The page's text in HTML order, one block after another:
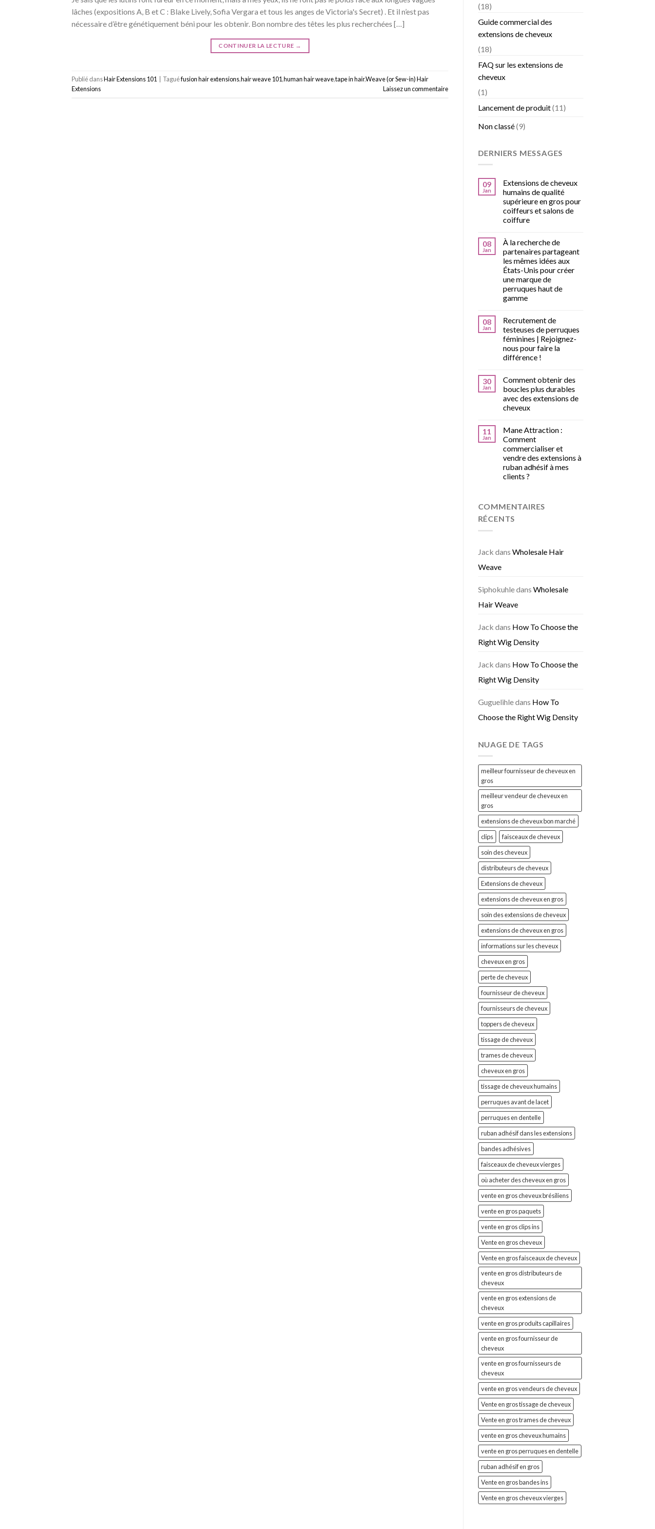
lâches (expositions A, B et C : Blake Lively, Sofia Vergara et tous les anges de Victoria's Secret) . Et il n’est pas
nécessaire d’être génétiquement béni pour les obtenir. Bon nombre des têtes les plus recherchées […]
CONTINUER LA LECTURE →
Publié dansHair Extensions 101 Taguéfusion hair extensions,hair weave 101,human hair weave,tape in hair,Weave (or Sew-in) Hair
Extensions
Laissez un commentaire
(18)
Guide commercial des
extensions de cheveux
(18)
FAQ sur les extensions de
cheveux
(1)
Lancement de produit(11)
Non classé(9)
DERNIERS MESSAGES
09
Jan
Extensions de cheveux
humains de qualité
supérieure en gros pour
coiffeurs et salons de
coiffure
08
Jan
À la recherche de
partenaires partageant
les mêmes idées aux
États-Unis pour créer
une marque de
perruques haut de
gamme
08
Jan
Recrutement de
testeuses de perruques
féminines | Rejoignez-
nous pour faire la
différence !
30
Jan
Comment obtenir des
boucles plus durables
avec des extensions de
cheveux
11
Jan
Mane Attraction :
Comment
commercialiser et
vendre des extensions à
ruban adhésif à mes
clients ?
COMMENTAIRES
RÉCENTS
Jack dans Wholesale Hair
Weave
Siphokuhledans Wholesale
Hair Weave
Jack dans How To Choose the
Right Wig Density
Jack dans How To Choose the
Right Wig Density
Guguelihledans How To
Choose the Right Wig Density
NUAGE DE TAGS
meilleur fournisseur de cheveux en
gros
meilleur vendeur de cheveux en
gros
extensions de cheveux bon marché
clips
faisceaux de cheveux
soin des cheveux
distributeurs de cheveux
Extensions de cheveux
extensions de cheveux en gros
soin des extensions de cheveux
extensions de cheveux en gros
informations sur les cheveux
cheveux en gros
perte de cheveux
fournisseur de cheveux
fournisseurs de cheveux
toppers de cheveux
tissage de cheveux
trames de cheveux
cheveux en gros
tissage de cheveux humains
perruques avant de lacet
perruques en dentelle
ruban adhésif dans les extensions
bandes adhésives
faisceaux de cheveux vierges
où acheter des cheveux en gros
vente en gros cheveux brésiliens
vente en gros paquets
vente en gros clips ins
Vente en gros cheveux
Vente en gros faisceaux de cheveux
vente en gros distributeurs de
cheveux
vente en gros extensions de
cheveux
vente en gros produits capillaires
vente en gros fournisseur de
cheveux
vente en gros fournisseurs de
cheveux
vente en gros vendeurs de cheveux
Vente en gros tissage de cheveux
Vente en gros trames de cheveux
vente en gros cheveux humains
vente en gros perruques en dentelle
ruban adhésif en gros
Vente en gros bandes ins
Vente en gros cheveux vierges